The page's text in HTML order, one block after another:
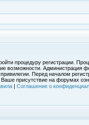
процедуру регистрации.
возможности. Администрация
Перед началом
присутствие на форумах
| Соглашение о